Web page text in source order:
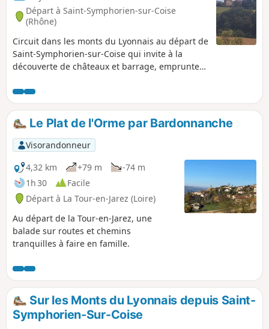
Départ à Saint-Symphorien-sur-Coise
(Rhône)
Circuit dans les monts du Lyonnais au départ de
Saint-Symphorien-sur-Coise qui invite à la
découverte de châteaux et barrage, emprunte
proposent des points de vue sur les monts du
Lyonnais et du Forez et pour finir par la visite de
l'église collégiale qui domine la cité.
Le Plat de l'Orme par Bardonnanche
Visorandonneur
4,32 km
+79 m
-74 m
1h 30
Facile
Départ à La Tour-en-Jarez (Loire)
Au départ de la Tour-en-Jarez, une
balade sur routes et chemins
tranquilles à faire en famille.
Sur les Monts du Lyonnais depuis Saint-
Symphorien-Sur-Coise